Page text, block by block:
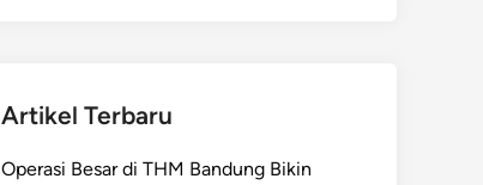
Artikel Terbaru
Operasi Besar di THM Bandung Bikin